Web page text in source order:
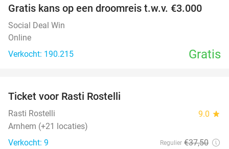
Gratis kans op een droomreis t.w.v. €3.000
Social Deal Win
Online
Verkocht: 190.215
Gratis
TODAY
Ticket voor Rasti Rostelli
Rasti Rostelli 9.0 star
Arnhem (+21 locaties)
Verkocht: 9
Regulier €37,50